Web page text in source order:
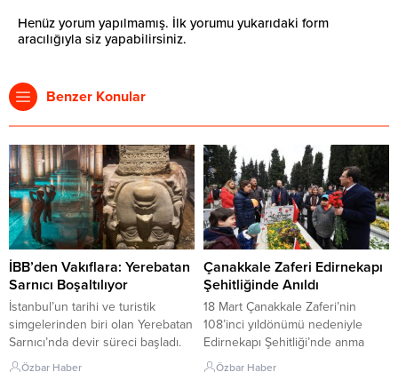
Henüz yorum yapılmamış. İlk yorumu yukarıdaki form
aracılığıyla siz yapabilirsiniz.
Benzer Konular
İBB’den Vakıflara: Yerebatan
Sarnıcı Boşaltılıyor
İstanbul’un tarihi ve turistik
simgelerinden biri olan Yerebatan
Sarnıcı’nda devir süreci başladı.
İstanbul Büyükşehir Belediyesi
Özbar Haber
Çanakkale Zaferi Edirnekapı
Şehitliğinde Anıldı
18 Mart Çanakkale Zaferi’nin
108’inci yıldönümü nedeniyle
Edirnekapı Şehitliği’nde anma
töreni düzenlendi. Yağmur altında
Özbar Haber